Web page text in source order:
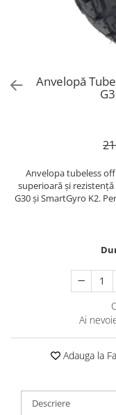
Trotinete Peste 3000
Trotinete cu Baterie
Trotinete cu Cheie
Trotinete cu Suspensii
Suporturi pentru
Oglinzi retrovizoare
Ornamente, stickere
Protecții la coliziune
KuKirin V1 Pro
KuKirin V2
KuKirin T3
Xiaomi Mi
Anvelope solide
Camere de aer
Electronică
Display-uri / ecrane
Lumini / iluminare
Anvelopă
Anvelopa tubeless
superioară și
G30 și SmartGyro K2.
Ai
Adauga la
Descriere